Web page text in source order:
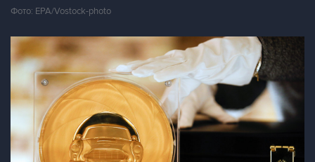
Фото: EPA/Vostock-photo